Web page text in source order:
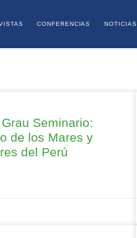
CONFERENCIAS NOTICIAS
Seminario:
de los Mares y
del Perú